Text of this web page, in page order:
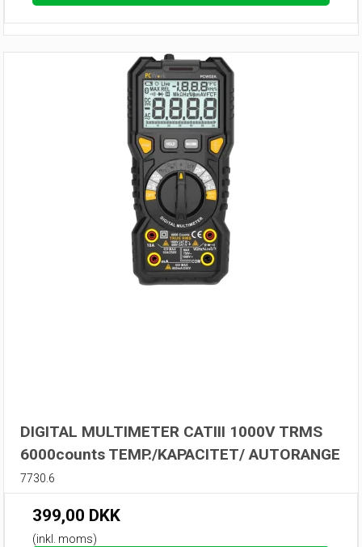
DIGITAL MULTIMETER CATIII 1000V TRMS
6000counts TEMP./KAPACITET/ AUTORANGE
7730.6
399,00 DKK
(inkl. moms)